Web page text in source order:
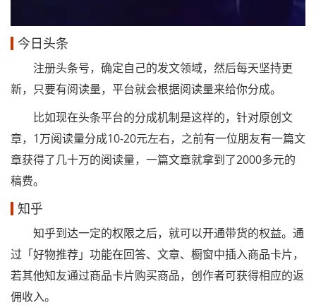
今日头条
注册头条号，确定自己的发文领域，然后每天坚持更
新，只要有阅读量，平台就会根据阅读量来给你分成。
比如现在头条平台的分成机制是这样的，针对原创文
章，1万阅读量分成10-20元左右，之前有一位朋友有一篇文
章获得了几十万的阅读量，一篇文章就拿到了2000多元的
稿费。
知乎
知乎到达一定的权限之后，就可以开通带货的权益。通
过「好物推荐」功能在回答、文章、橱窗中插入商品卡片，
若其他知友通过商品卡片购买商品，创作者可获得相应的返
佣收入。